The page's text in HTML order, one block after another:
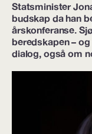
Statsminister
budskap da han
årskonferanse.
beredskapen –
dialog, også om